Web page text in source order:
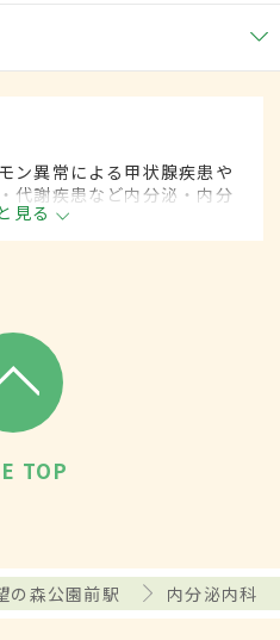
ン異常による甲状腺疾患や
代謝疾患など内分泌・内分
に取り扱う内科の一領域で
見る
TOP
の森公園前駅 内分泌内科